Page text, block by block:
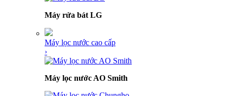
Máy rửa bát LG
Máy lọc nước cao cấp
›
Máy lọc nước AO Smith